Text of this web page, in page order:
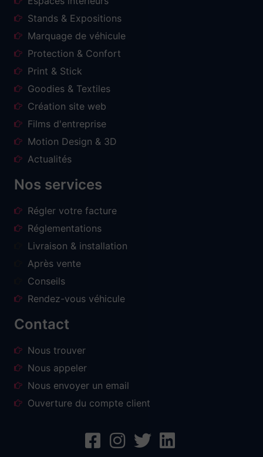
Stands & Expositions
Marquage de véhicule
Protection & Confort
Print & Stick
Goodies & Textiles
Création site web
Films d'entreprise
Motion Design & 3D
Actualités
Nos services
Régler votre facture
Réglementations
Livraison & installation
Après vente
Conseils
Rendez-vous véhicule
Contact
Nous trouver
Nous appeler
Nous envoyer un email
Ouverture du compte client